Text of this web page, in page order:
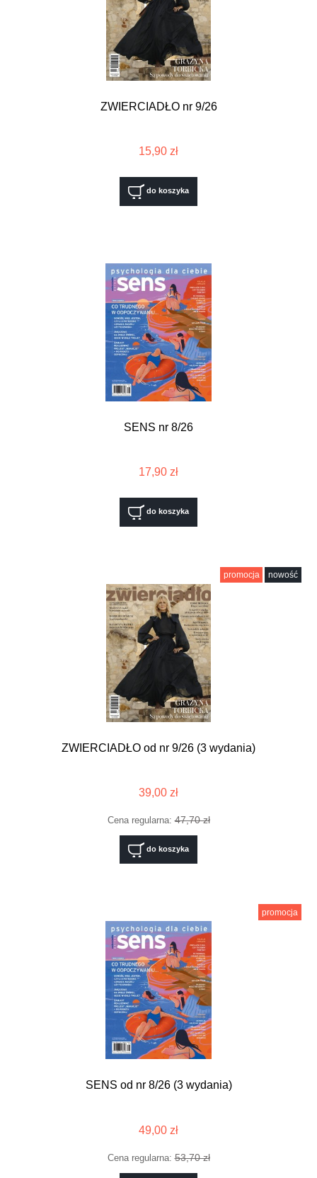
ZWIERCIADŁO nr 9/26
15,90 zł
do koszyka
SENS nr 8/26
17,90 zł
do koszyka
ZWIERCIADŁO od nr 9/26 (3 wydania)
39,00 zł
Cena regularna:47,70 zł
do koszyka
promocja nowość
SENS od nr 8/26 (3 wydania)
49,00 zł
Cena regularna:53,70 zł
promocja